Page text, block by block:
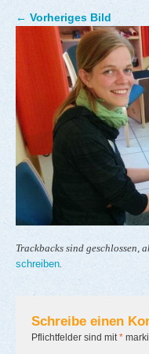
← Vorheriges Bild
Trackbacks sind geschlossen,
schreiben.
Schreibe einen
Pflichtfelder sind mit *